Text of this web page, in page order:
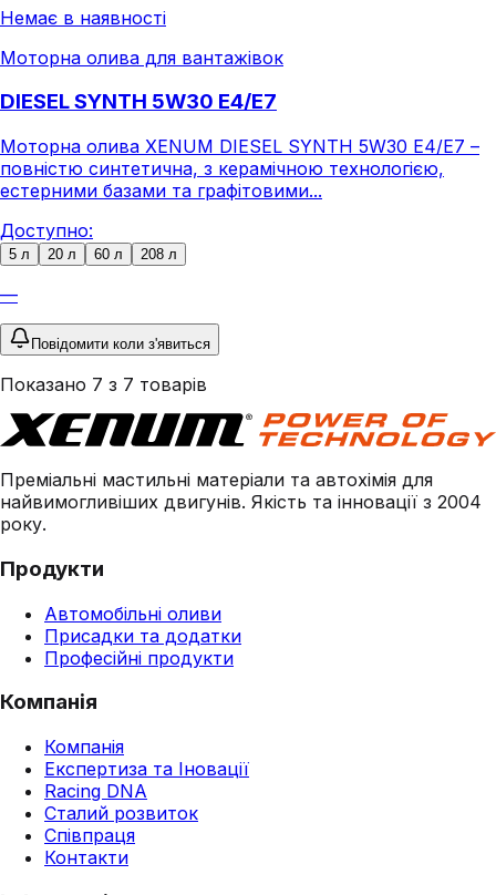
Немає в наявності
Моторна олива для вантажівок
DIESEL SYNTH 5W30 E4/E7
Моторна олива XENUM DIESEL SYNTH 5W30 E4/E7 –
повністю синтетична, з керамічною технологією,
естерними базами та графітовими...
Доступно:
5 л 20 л 60 л 208 л
—
Повідомити коли з'явиться
Показано 7 з 7 товарів
Преміальні мастильні матеріали та автохімія для
найвимогливіших двигунів. Якість та інновації з 2004
року.
Продукти
Автомобільні оливи
Присадки та додатки
Професійні продукти
Компанія
Компанія
Експертиза та Іновації
Racing DNA
Сталий розвиток
Співпраця
Контакти